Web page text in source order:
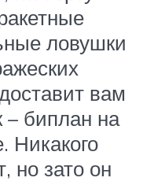
ловушки
вам
– биплан на
Никакого
но зато он